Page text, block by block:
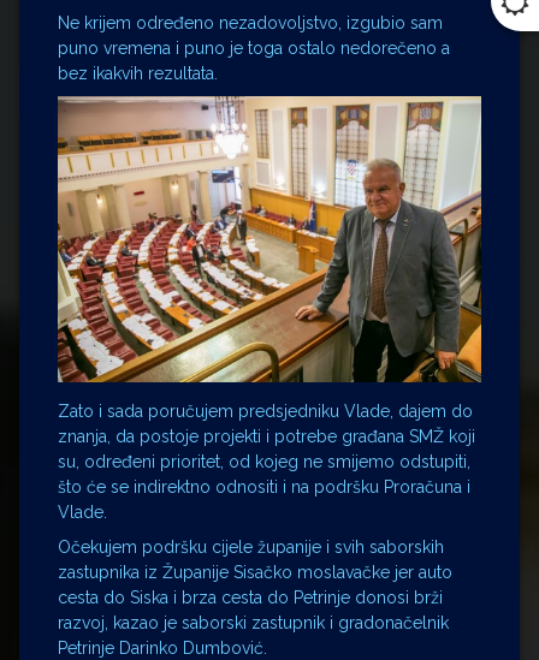
Ne krijem određeno nezadovoljstvo, izgubio sam
puno vremena i puno je toga ostalo nedorečeno a
bez ikakvih rezultata.
Zato i sada poručujem predsjedniku Vlade, dajem do
znanja, da postoje projekti i potrebe građana SMŽ koji
su, određeni prioritet, od kojeg ne smijemo odstupiti,
što će se indirektno odnositi i na podršku Proračuna i
Vlade.
Očekujem podršku cijele županije i svih saborskih
zastupnika iz Županije Sisačko moslavačke jer auto
cesta do Siska i brza cesta do Petrinje donosi brži
razvoj, kazao je saborski zastupnik i gradonačelnik
Petrinje Darinko Dumbović.